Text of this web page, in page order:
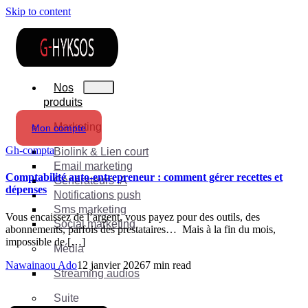
Skip to content
Nos
produits
Marketing
Biolink & Lien court
Email marketing
Générateurs IA
Notifications push
Sms marketing
Social marketing
Média
Streaming audios
Suite
Mon compte
Gh-compta
Comptabilité auto-entrepreneur : comment gérer recettes et
dépenses
Vous encaissez de l’argent, vous payez pour des outils, des
abonnements, parfois des prestataires… Mais à la fin du mois,
impossible de […]
Nawainaou Ado12 janvier 20267 min read